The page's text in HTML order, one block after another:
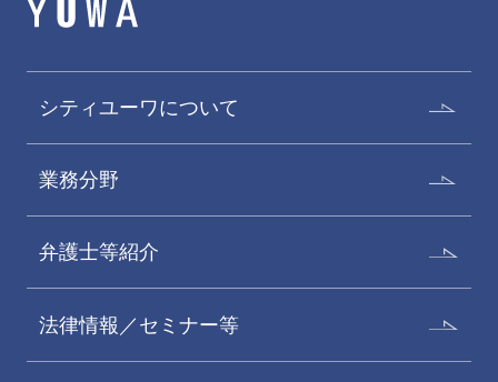
シティユーワについて
業務分野
弁護士等紹介
法律情報／セミナー等